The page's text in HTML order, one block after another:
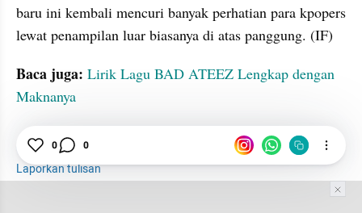
baru ini kembali mencuri banyak perhatian para kpopers
lewat penampilan luar biasanya di atas panggung. (IF)
Baca juga: Lirik Lagu BAD ATEEZ Lengkap dengan
Maknanya
Profil K-Pop tatatax2
tatataxz
Laporkan tulisan
0 0